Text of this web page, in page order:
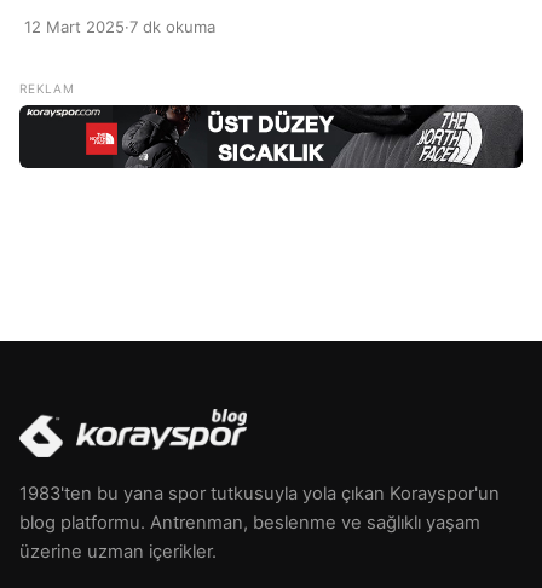
yapılabilir. Oruç tutarken bedenin enerji ihtiyacı değişir, bu
Sahurda yeterli ve dengeli bir kahvaltı yapmak, gün
boyunca enerjinizin daha dengeli olmasına yardımcı olur.
12 Mart 2025·7 dk okuma
1983'ten bu yana spor tutkusuyla yola çıkan Korayspor'un
blog platformu. Antrenman, beslenme ve sağlıklı yaşam
üzerine uzman içerikler.